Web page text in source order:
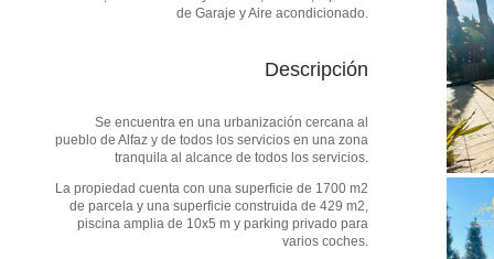
de Garaje y Aire acondicionado.
Descripción
Se encuentra en una urbanización cercana al
pueblo de Alfaz y de todos los servicios en una zona
tranquila al alcance de todos los servicios.
La propiedad cuenta con una superficie de 1700 m2
de parcela y una superficie construida de 429 m2,
piscina amplia de 10x5 m y parking privado para
varios coches.